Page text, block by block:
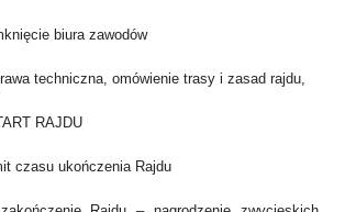
biura zawodów
techniczna, omówienie trasy i zasad rajdu,
RAJDU
czasu ukończenia Rajdu